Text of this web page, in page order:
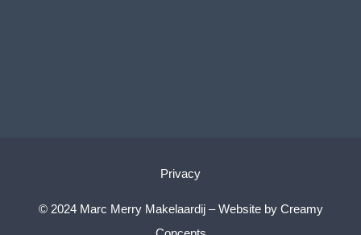
© 2024 Marc Merry Makelaardij – Website by Creamy
Privacy